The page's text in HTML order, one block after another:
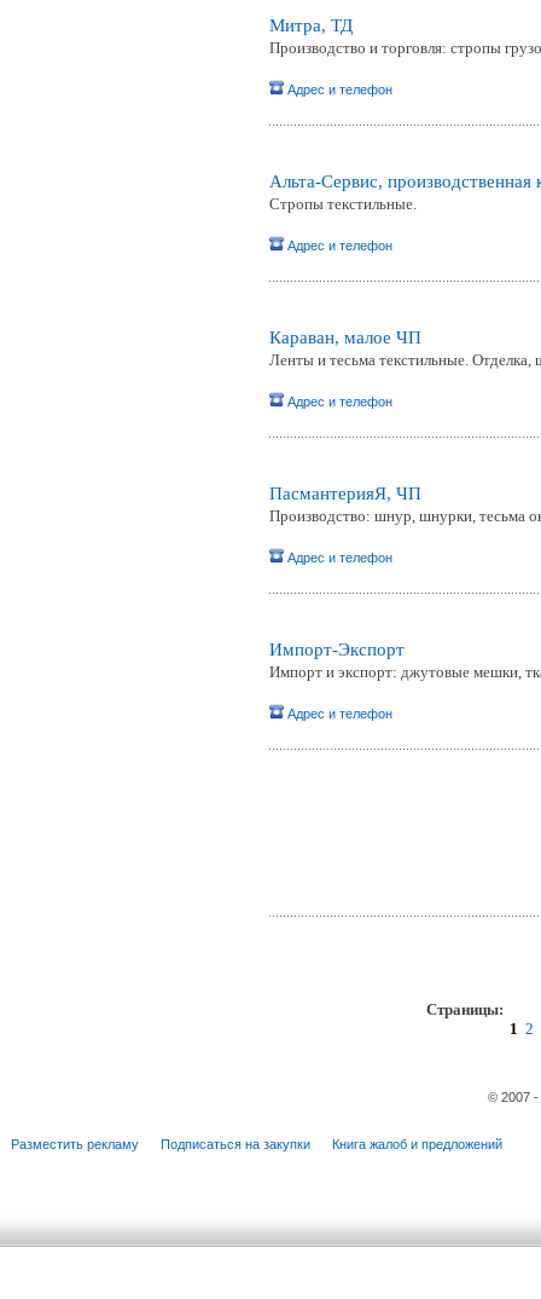
Митра, ТД
Производство и торговля: стропы
Адрес и телефон
Альта-Сервис, производственная
Стропы текстильные.
Адрес и телефон
Караван, малое ЧП
Ленты и тесьма текстильные.
Адрес и телефон
ПасмантерияЯ, ЧП
Производство: шнур, шнурки, тесьма
Адрес и телефон
Импорт-Экспорт
Импорт и экспорт: джутовые мешки,
Адрес и телефон
Страницы:
1 2
© 2007
Разместить рекламу Подписаться на закупки Книга жалоб и предложений